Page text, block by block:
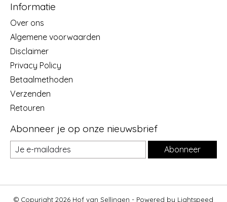
Informatie
Over ons
Algemene voorwaarden
Disclaimer
Privacy Policy
Betaalmethoden
Verzenden
Retouren
Abonneer je op onze nieuwsbrief
Abonneer
© Copyright 2026 Hof van Sellingen - Powered by Lightspeed